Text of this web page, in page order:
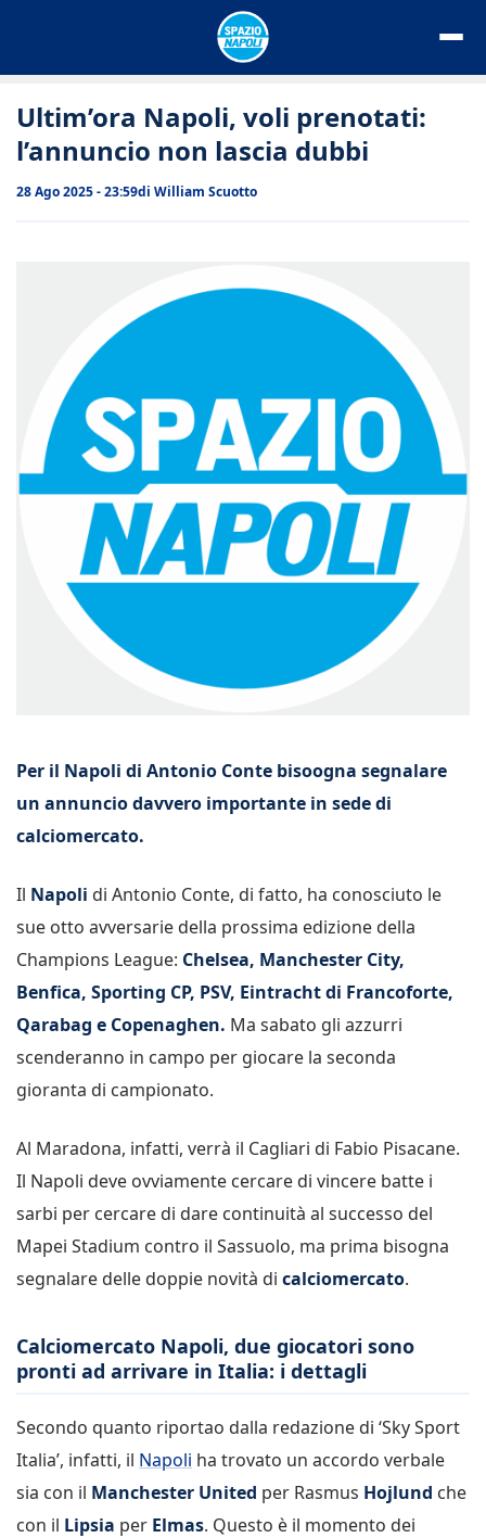
Ultim’ora Napoli, voli prenotati:
l’annuncio non lascia dubbi
28 Ago 2025 - 23:59di William Scuotto
Per il Napoli di Antonio Conte bisoogna segnalare
un annuncio davvero importante in sede di
calciomercato.
Il Napoli di Antonio Conte, di fatto, ha conosciuto le
sue otto avversarie della prossima edizione della
Champions League: Chelsea, Manchester City,
Benfica, Sporting CP, PSV, Eintracht di Francoforte,
Qarabag e Copenaghen. Ma sabato gli azzurri
scenderanno in campo per giocare la seconda
gioranta di campionato.
Al Maradona, infatti, verrà il Cagliari di Fabio Pisacane.
Il Napoli deve ovviamente cercare di vincere batte i
sarbi per cercare di dare continuità al successo del
Mapei Stadium contro il Sassuolo, ma prima bisogna
segnalare delle doppie novità di calciomercato.
Calciomercato Napoli, due giocatori sono
pronti ad arrivare in Italia: i dettagli
Secondo quanto riportao dalla redazione di ‘Sky Sport
Italia’, infatti, il Napoli ha trovato un accordo verbale
sia con il Manchester United per Rasmus Hojlund che
con il Lipsia per Elmas. Questo è il momento dei